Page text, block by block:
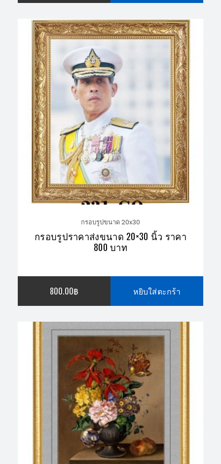
กรอบรูปขนาด 20x30
กรอบรูปราคาส่งขนาด 20×30 นิ้ว ราคา
800 บาท
800.00฿ หยิบใส่ตะกร้า